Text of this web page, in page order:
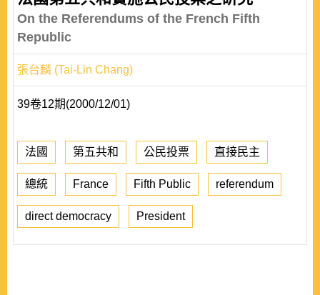
On the Referendums of the French Fifth
Republic
張台麟 (Tai-Lin Chang)
39卷12期(2000/12/01)
法國 第五共和 公民投票 直接民主
總統 France Fifth Public referendum
direct democracy President